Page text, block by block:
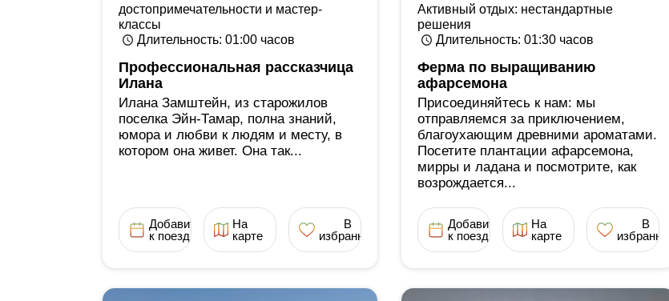
достопримечательности и мастер-
классы
Длительность: 01:00 часов
Профессиональная рассказчица
Илана
Илана Замштейн, из старожилов
поселка Эйн-Тамар, полна знаний,
юмора и любви к людям и месту, в
котором она живет. Она так...
Добавить
к поездке
На
карте
В
избранное
Активный отдых: нестандартные
решения
Длительность: 01:30 часов
Ферма по выращиванию
афарсемона
Присоединяйтесь к нам: мы
отправляемся за приключением,
благоухающим древними ароматами.
Посетите плантации афарсемона,
мирры и ладана и посмотрите, как
возрождается...
Добавить
к поездке
На
карте
В
избранное